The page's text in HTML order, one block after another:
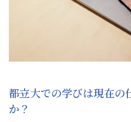
――都立大での学びは現在
か？